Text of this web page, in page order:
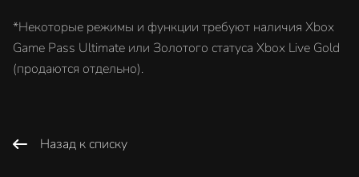
*Некоторые режимы и функции требуют наличия Xbox
Game Pass Ultimate или Золотого статуса Xbox Live Gold
(продаются отдельно).
Назад к списку